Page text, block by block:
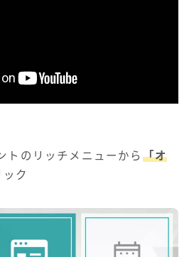
トのリッチメニューから 「オ
ク